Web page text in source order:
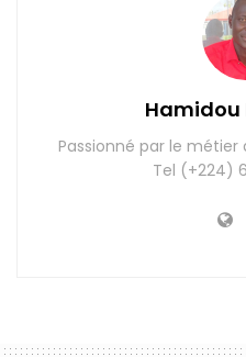
Hamidou
Passionné par le
Tel (+224)